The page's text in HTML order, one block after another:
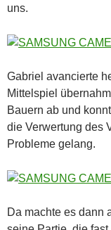
uns.
Gabriel avancierte
Mittelspiel
Bauern ab und
die Verwertung des
Probleme gelang.
Da machte es dann